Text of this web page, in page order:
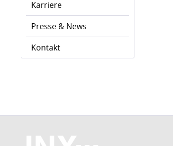
Karriere
Presse & News
Kontakt